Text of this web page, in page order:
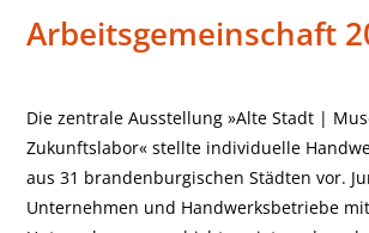
Arbeitsgemeinschaft
Die zentrale Ausstellung »Alte Stadt |
Zukunftslabor« stellte individuelle
aus 31 brandenburgischen Städten vor.
Unternehmen und Handwerksbetriebe